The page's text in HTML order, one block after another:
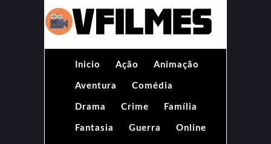
Inicio Ação Animação
Aventura Comédia
Drama Crime Família
Fantasia Guerra Online